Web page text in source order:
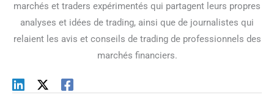
marchés et traders expérimentés qui partagent leurs propres
analyses et idées de trading, ainsi que de journalistes qui
relaient les avis et conseils de trading de professionnels des
marchés financiers.